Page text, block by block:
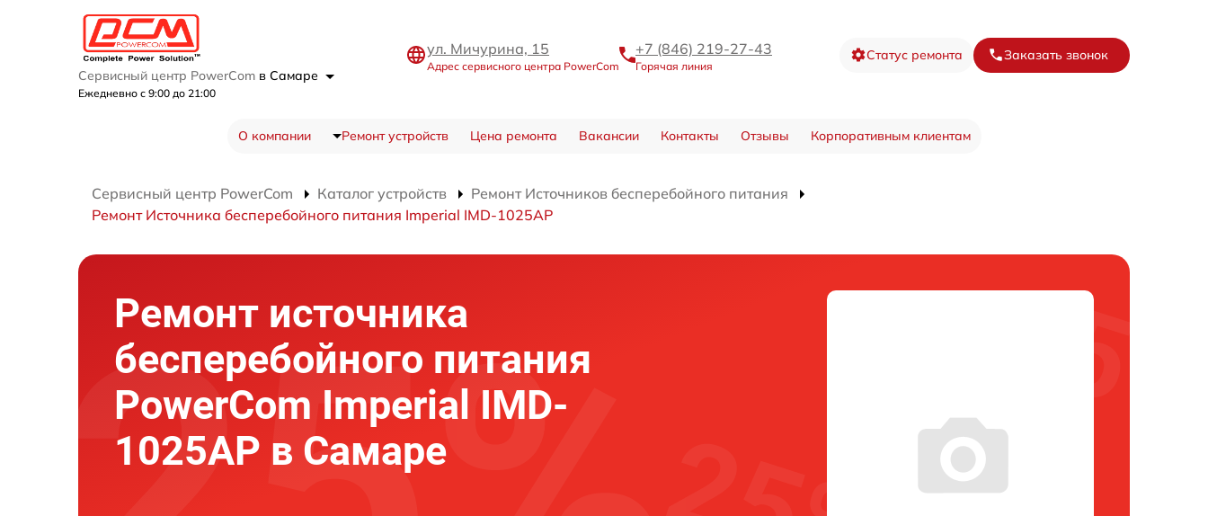
Сервисный центр PowerCom в Самаре
Ежедневно с 9:00 до 21:00
ул. Мичурина, 15
Адрес сервисного центра PowerCom
+7 (846) 219-27-43
Горячая линия
Статус ремонта Заказать звонок
О компании Ремонт устройств Цена ремонта Вакансии Контакты Отзывы Корпоративным клиентам
Сервисный центр PowerCom Каталог устройств
Ремонт Источников бесперебойного питания
Ремонт Источника бесперебойного питания Imperial IMD-1025AP
Ремонт источника
бесперебойного питания
PowerCom Imperial IMD-
1025AP в Самаре